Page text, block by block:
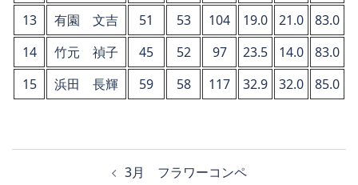
13 有園 文吉 51 53 104 19.0 21.0
83.0
14
竹元 禎子 45 52 97 23.5 14.0
83.0
15
浜田 長輝 59 58 117 32.9 32.0 85.0
3月 フラワーコンペ